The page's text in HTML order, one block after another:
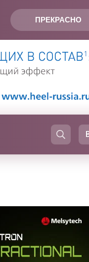
ПРЕКРАСНО